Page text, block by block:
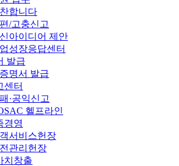
합니다
/고충신고
아이디어 제안
성장응답센터
발급
명서 발급
센터
·공익신고
헬프라인
경영
서비스헌장
관리헌장
치창출